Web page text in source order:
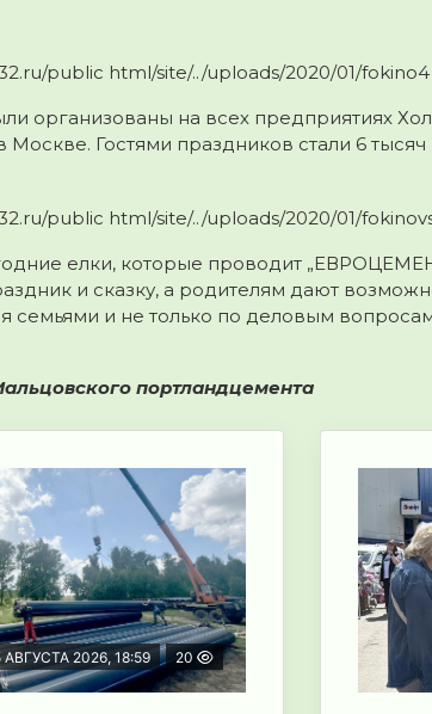
public html/site/../uploads/2020/01/fokino4
организованы на всех предприятиях
Москве. Гостями праздников стали 6 тысяч
public html/site/../uploads/2020/01/
елки, которые проводит
и сказку, а родителям дают
семьями и не только по деловым
портландцемента
АВГУСТА 2026, 18:59 20